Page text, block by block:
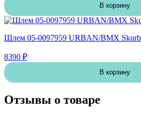
В корзину
Шлем 05-0097959 URBAN/BMX
8390 ₽
В корзину
Отзывы о товаре